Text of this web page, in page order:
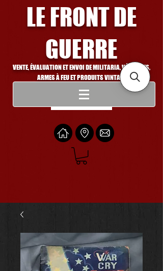
LE FRONT DE
GUERRE
VENTE, ÉVALUATION ET ENVOI DE MILITARIA, VÉHICULES,
ARMES À FEU ET PRODUITS VINTAGE
Se connecter